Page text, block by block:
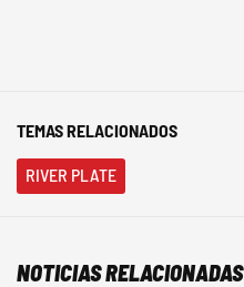
TEMAS RELACIONADOS
RIVER PLATE
NOTICIAS RELACIONADAS